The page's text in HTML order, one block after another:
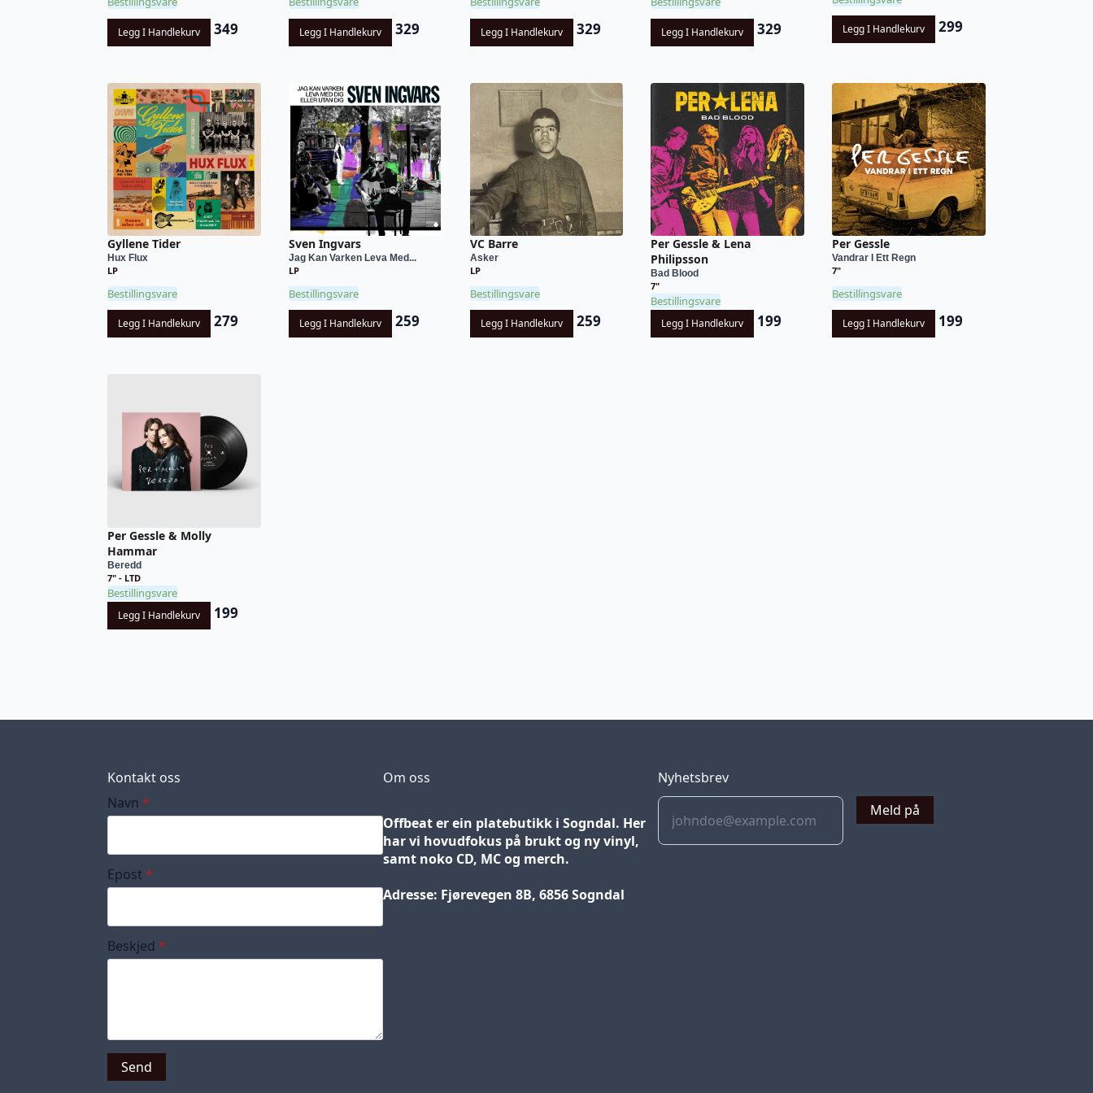
Legg I Handlekurv 349 Legg I Handlekurv 329 Legg I Handlekurv 329 Legg I Handlekurv 329 Legg I Handlekurv 299
Gyllene Tider
Hux Flux
LP
Bestillingsvare
Legg I Handlekurv 279
Sven Ingvars
Jag Kan Varken Leva Med...
LP
Bestillingsvare
Legg I Handlekurv 259
VC Barre
Asker
LP
Bestillingsvare
Legg I Handlekurv 259
Per Gessle & Lena
Philipsson
Bad Blood
7"
Bestillingsvare
Legg I Handlekurv 199
Per Gessle
Vandrar I Ett Regn
7"
Bestillingsvare
Legg I Handlekurv 199
Per Gessle & Molly
Hammar
Beredd
7" - LTD
Bestillingsvare
Legg I Handlekurv 199
Kontakt oss
Navn *
Epost *
Beskjed *
Send
Om oss
Offbeat er ein platebutikk i Sogndal. Her
har vi hovudfokus på brukt og ny vinyl,
samt noko CD, MC og merch.
Adresse: Fjørevegen 8B, 6856 Sogndal
Blog
Nyhetsbrev
Meld på